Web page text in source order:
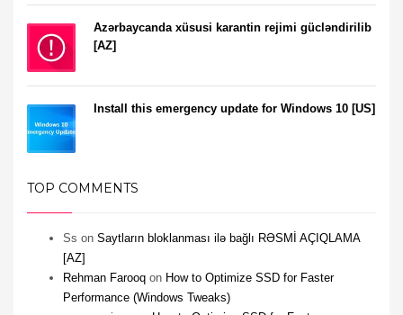
Azərbaycanda xüsusi karantin rejimi gücləndirilib
[AZ]
Install this emergency update for Windows 10 [US]
TOP COMMENTS
Ss on Saytların bloklanması ilə bağlı RƏSMİ AÇIQLAMA
[AZ]
Rehman Farooq on How to Optimize SSD for Faster
Performance (Windows Tweaks)